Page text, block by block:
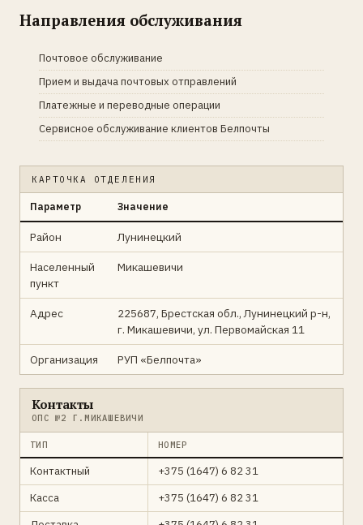
Направления обслуживания
Почтовое обслуживание
Прием и выдача почтовых отправлений
Платежные и переводные операции
Сервисное обслуживание клиентов Белпочты
КАРТОЧКА ОТДЕЛЕНИЯ
Параметр Значение
Район Лунинецкий
Населенный
пункт
Микашевичи
Адрес
225687, Брестская обл., Лунинецкий р-н,
г. Микашевичи, ул. Первомайская 11
Организация РУП «Белпочта»
Контакты
ОПС №2 Г.МИКАШЕВИЧИ
ТИП НОМЕР
Контактный
+375 (1647) 6 82 31
Касса
+375 (1647) 6 82 31